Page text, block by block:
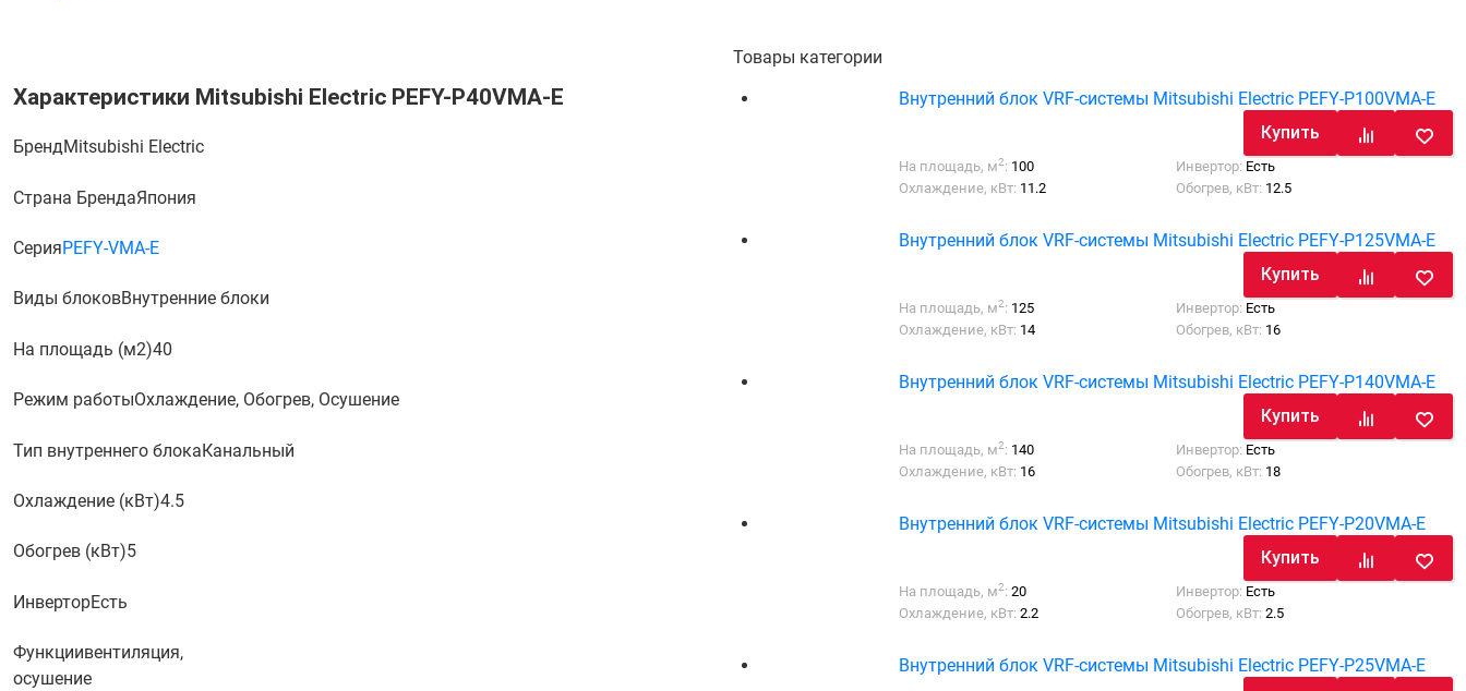
Характеристики Mitsubishi Electric PEFY-P40VMA-E
БрендMitsubishi Electric
Страна БрендаЯпония
СерияPEFY-VMA-E
Виды блоковВнутренние блоки
На площадь (м2)40
Режим работыОхлаждение, Обогрев, Осушение
Тип внутреннего блокаКанальный
Охлаждение (кВт)4.5
Обогрев (кВт)5
ИнверторЕсть
Функциивентиляция,
осушение
Товары категории
Внутренний блок VRF-системы Mitsubishi Electric PEFY-P100VMA-E
Купить
На площадь, м2: 100 Инвертор: Есть
Охлаждение, кВт: 11.2 Обогрев, кВт: 12.5
Внутренний блок VRF-системы Mitsubishi Electric PEFY-P125VMA-E
Купить
На площадь, м2: 125 Инвертор: Есть
Охлаждение, кВт: 14 Обогрев, кВт: 16
Внутренний блок VRF-системы Mitsubishi Electric PEFY-P140VMA-E
Купить
На площадь, м2: 140 Инвертор: Есть
Охлаждение, кВт: 16 Обогрев, кВт: 18
Внутренний блок VRF-системы Mitsubishi Electric PEFY-P20VMA-E
Купить
На площадь, м2: 20 Инвертор: Есть
Охлаждение, кВт: 2.2 Обогрев, кВт: 2.5
Внутренний блок VRF-системы Mitsubishi Electric PEFY-P25VMA-E